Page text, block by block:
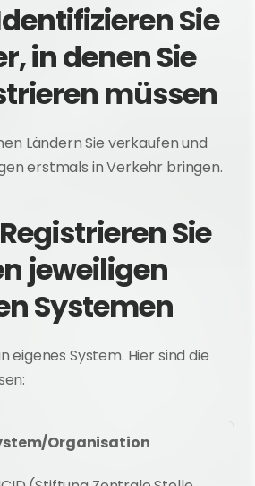
Sie
in denen Sie
müssen
Ländern Sie verkaufen und
erstmals in Verkehr bringen.
Sie
jeweiligen
Systemen
eigenes System. Hier sind die
Organisation